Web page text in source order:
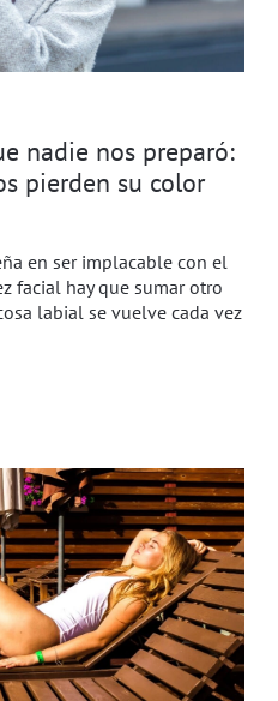
nadie nos preparó:
pierden su color
en ser implacable con el
facial hay que sumar otro
labial se vuelve cada vez